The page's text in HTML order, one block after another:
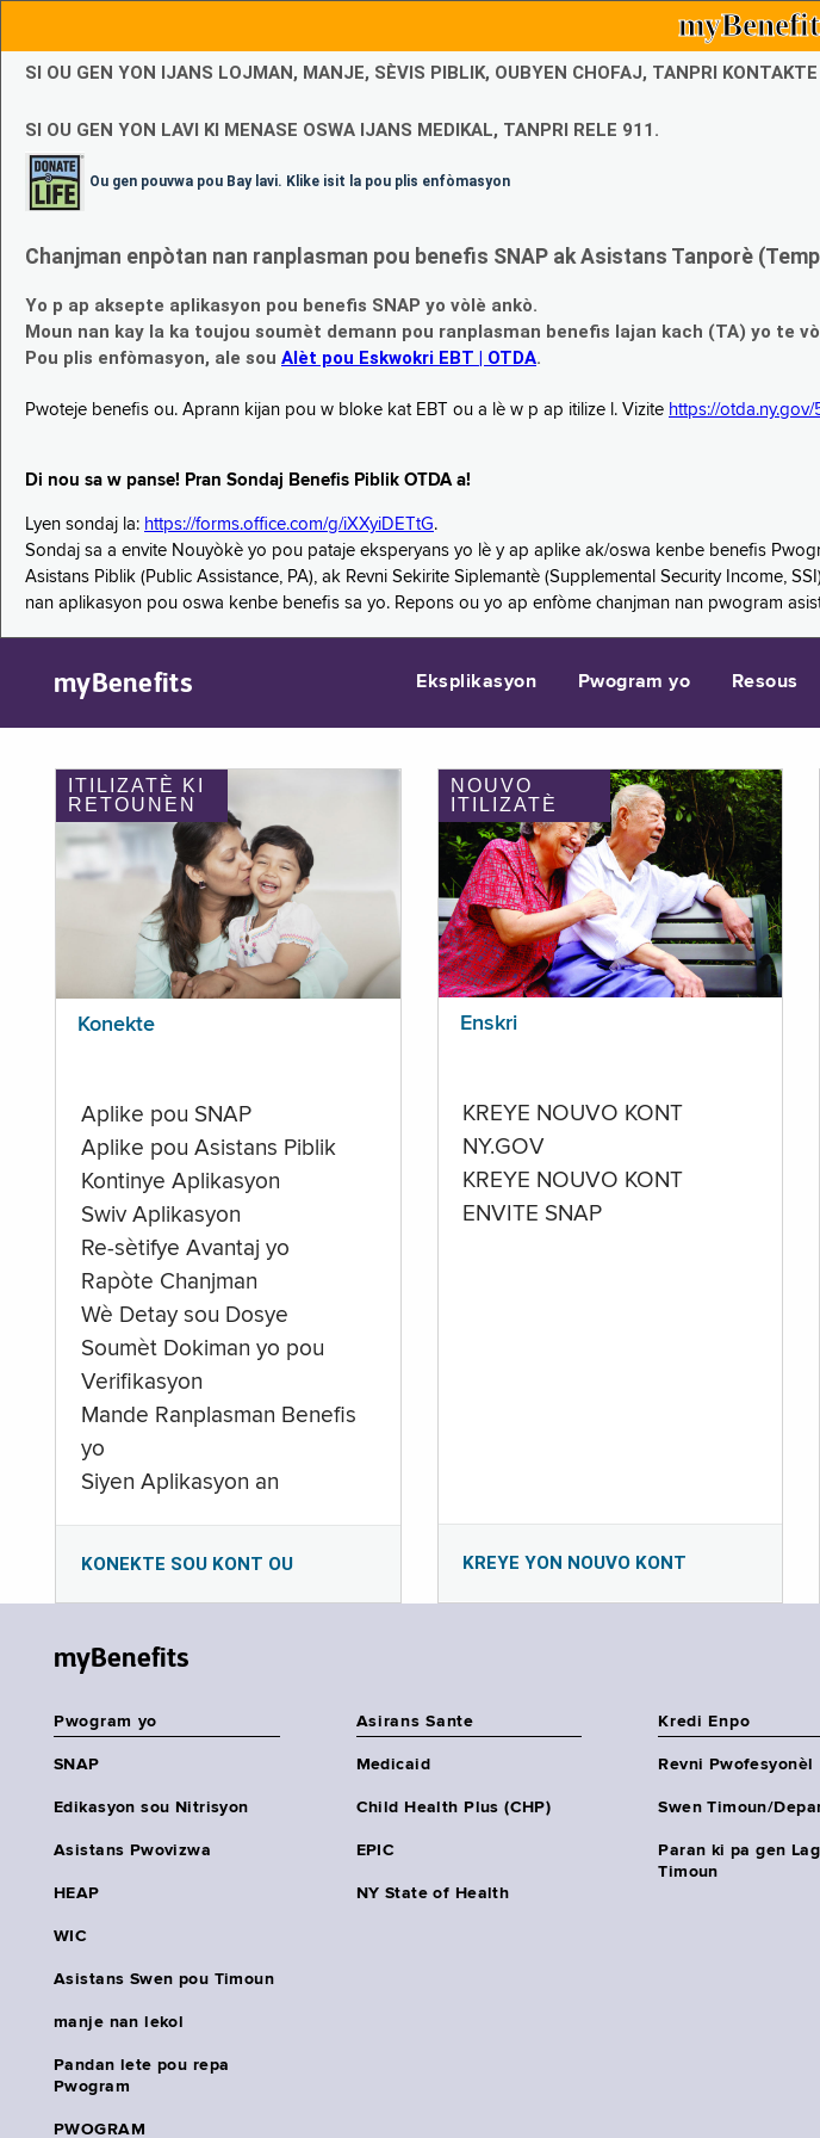
SI OU GEN YON IJANS LOJMAN, MANJE, SÈVIS PIBLIK, OUBYEN CHOFAJ, TANPRI
SI OU GEN YON LAVI KI MENASE OSWA IJANS MEDIKAL, TANPRI RELE 911.
Ou gen pouvwa pou Bay lavi. Klike isit la pou plis enfòmasyon
Chanjman enpòtan nan ranplasman pou benefis SNAP ak Asistans Tanporè
Yo p ap aksepte aplikasyon pou benefis SNAP yo vòlè ankò.
Moun nan kay la ka toujou soumèt demann pou ranplasman benefis lajan kach (TA) yo te
Pou plis enfòmasyon, ale sou Alèt pou Eskwokri EBT | OTDA.
Pwoteje benefis ou. Aprann kijan pou w bloke kat EBT ou a lè w p ap itilize l. Vizite https://otda.ny.gov/
Di nou sa w panse! Pran Sondaj Benefis Piblik OTDA a!
Lyen sondaj la: https://forms.office.com/g/iXXyiDETtG.
Sondaj sa a envite Nouyòkè yo pou pataje eksperyans yo lè y ap aplike ak/oswa kenbe benefis
Asistans Piblik (Public Assistance, PA), ak Revni Sekirite Siplemantè (Supplemental Security Income,
nan aplikasyon pou oswa kenbe benefis sa yo. Repons ou yo ap enfòme chanjman nan pwogram
myBenefits Eksplikasyon Pwogram yo Resous
ITILIZATÈ KI
RETOUNEN
Konekte
Aplike pou SNAP
Aplike pou Asistans Piblik
Kontinye Aplikasyon
Swiv Aplikasyon
Re-sètifye Avantaj yo
Rapòte Chanjman
Wè Detay sou Dosye
Soumèt Dokiman yo pou
Verifikasyon
Mande Ranplasman Benefis
yo
Siyen Aplikasyon an
KONEKTE SOU KONT OU
NOUVO
ITILIZATÈ
Enskri
KREYE NOUVO KONT
NY.GOV
KREYE NOUVO KONT
ENVITE SNAP
KREYE YON NOUVO KONT
myBenefits
Pwogram yo
SNAP
Edikasyon sou Nitrisyon
Asistans Pwovizwa
HEAP
WIC
Asistans Swen pou Timoun
manje nan lekol
Pandan lete pou repa
Pwogram
PWOGRAM
Asirans Sante
Medicaid
Child Health Plus (CHP)
EPIC
NY State of Health
Kredi Enpo
Revni Pwofesyonèl
Swen Timoun/
Paran ki pa gen
Timoun